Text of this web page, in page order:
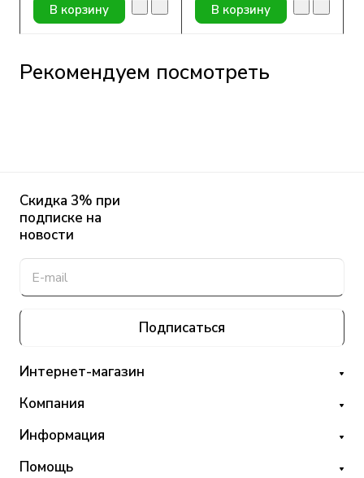
В корзину В корзину
Рекомендуем посмотреть
Скидка 3% при
подписке на
новости
Подписаться
Интернет-магазин
Компания
Информация
Помощь